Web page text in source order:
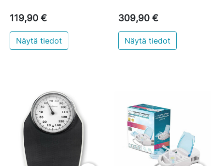
119,90 €
Näytä tiedot
309,90 €
Näytä tiedot